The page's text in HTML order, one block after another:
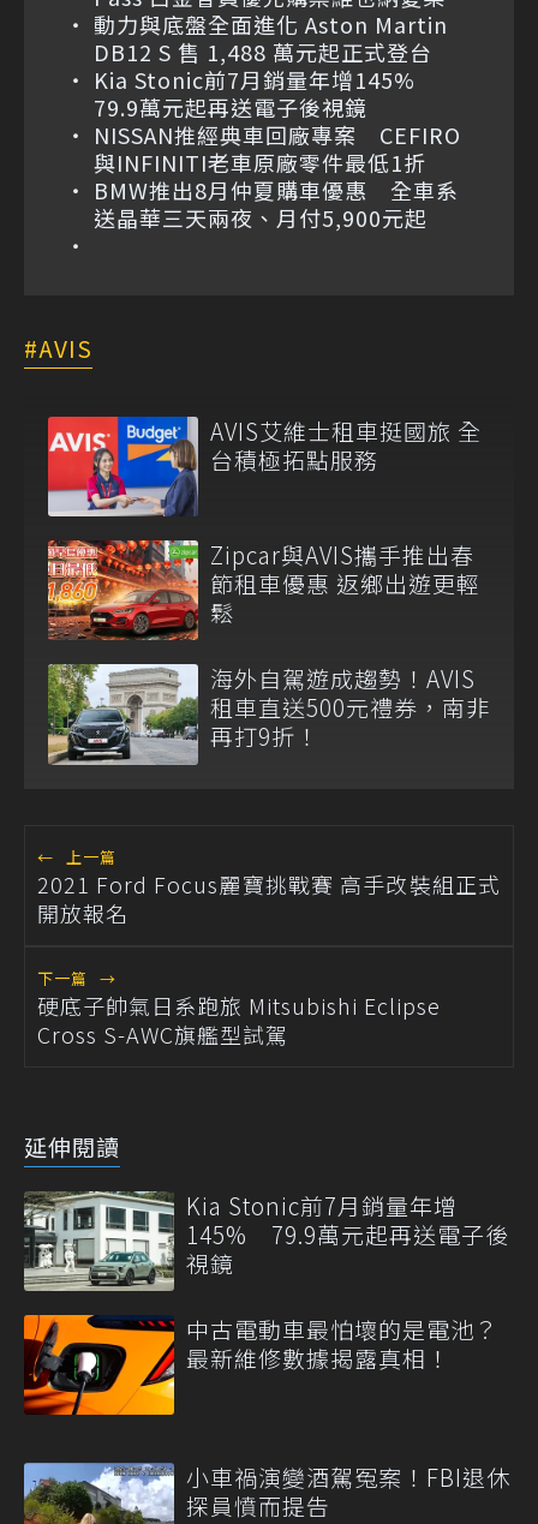
動力與底盤全面進化 Aston Martin
DB12 S 售 1,488 萬元起正式登台
Kia Stonic前7月銷量年增145%
79.9萬元起再送電子後視鏡
NISSAN推經典車回廠專案 CEFIRO
與INFINITI老車原廠零件最低1折
BMW推出8月仲夏購車優惠 全車系
送晶華三天兩夜、月付5,900元起
AVIS
AVIS艾維士租車挺國旅 全
台積極拓點服務
Zipcar與AVIS攜手推出春
節租車優惠 返鄉出遊更輕
鬆
海外自駕遊成趨勢！AVIS
租車直送500元禮券，南非
再打9折！
← 上一篇
2021 Ford Focus麗寶挑戰賽 高手改裝組正式
開放報名
下一篇 →
硬底子帥氣日系跑旅 Mitsubishi Eclipse
Cross S-AWC旗艦型試駕
延伸閱讀
Kia Stonic前7月銷量年增
145% 79.9萬元起再送電子後
視鏡
中古電動車最怕壞的是電池？
最新維修數據揭露真相！
小車禍演變酒駕冤案！FBI退休
探員憤而提告